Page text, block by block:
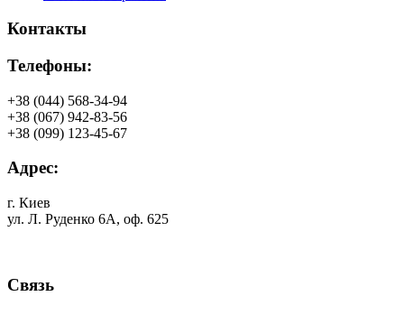
Контакты
Телефоны:
+38 (044) 568-34-94
+38 (067) 942-83-56
+38 (099) 123-45-67
Адрес:
г. Киев
ул. Л. Руденко 6А, оф. 625
Связь